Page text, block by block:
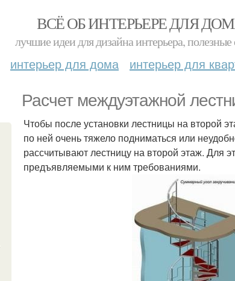
ВСЁ ОБ ИНТЕРЬЕРЕ ДЛЯ
лучшие идеи для дизайна интерьера, полезные
интерьер для дома интерьер для
Расчет междуэтажной
Чтобы после установки лестницы на второй
по ней очень тяжело подниматься или
рассчитывают лестницу на второй этаж. Для
предъявляемыми к ним требованиями.